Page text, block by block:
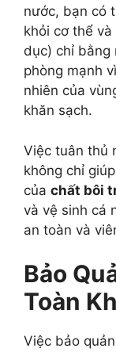
nước, bạn có
khỏi cơ thể
dục) chỉ bằng
phòng mạnh
nhiên của
khăn sạch.
Việc tuân thủ
không chỉ
của chất bôi
và vệ sinh cá
an toàn và
Bảo
Toàn
Việc bảo